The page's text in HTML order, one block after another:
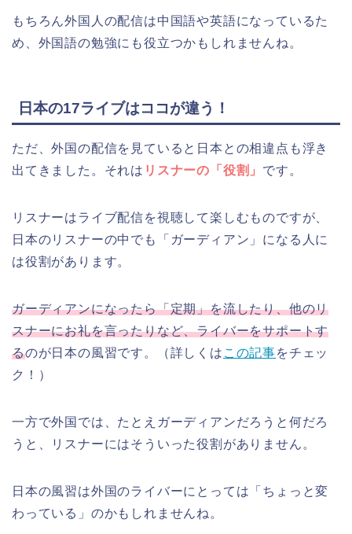
もちろん外国人の配信は中国語や英語になっているた
め、外国語の勉強にも役立つかもしれませんね。
日本の17ライブはココが違う！
ただ、外国の配信を見ていると日本との相違点も浮き
出てきました。それは リスナーの「役割」 です。
リスナーはライブ配信を視聴して楽しむものですが、
日本のリスナーの中でも「ガーディアン」になる人に
は役割があります。
ガーディアンになったら「定期」を流したり、他のリ
スナーにお礼を言ったりなど、ライバーをサポートす
るのが日本の風習です。（詳しくは この記事をチェッ
ク！）
一方で外国では、たとえガーディアンだろうと何だろ
うと、リスナーにはそういった役割がありません。
日本の風習は外国のライバーにとっては「ちょっと変
わっている」のかもしれませんね。